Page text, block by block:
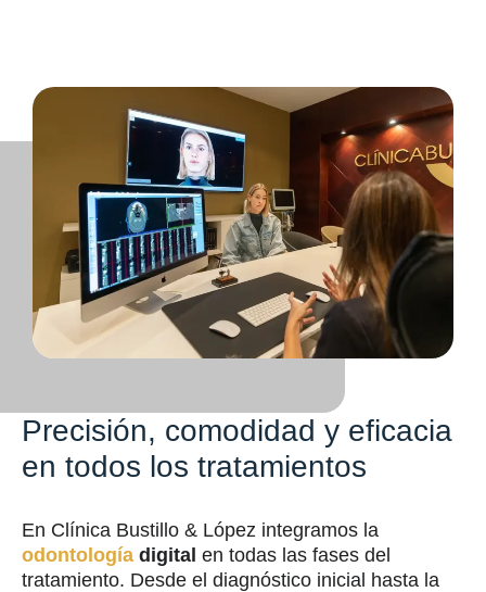
Precisión, comodidad y eficacia
en todos los tratamientos
En Clínica Bustillo & López integramos la
odontología digital en todas las fases del
tratamiento. Desde el diagnóstico inicial hasta la